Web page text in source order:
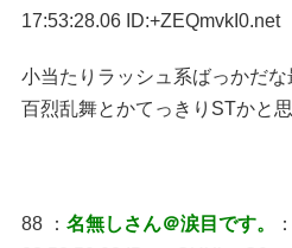
17:53:28.06 ID:+ZEQmvkI0.net
小当たりラッシュ系ばっかだな
百烈乱舞とかてっきりSTかと
88 ： 名無しさん＠涙目です。